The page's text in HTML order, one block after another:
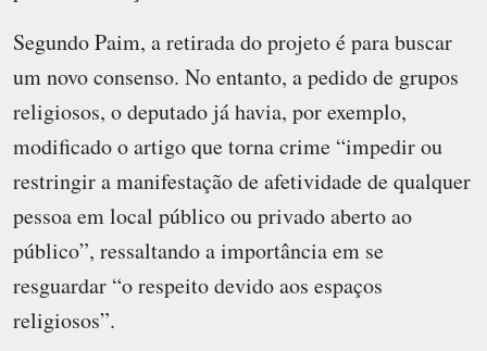
Segundo Paim, a retirada do projeto é para buscar
um novo consenso. No entanto, a pedido de grupos
religiosos, o deputado já havia, por exemplo,
modificado o artigo que torna crime “impedir ou
restringir a manifestação de afetividade de qualquer
pessoa em local público ou privado aberto ao
público”, ressaltando a importância em se
resguardar “o respeito devido aos espaços
religiosos”.